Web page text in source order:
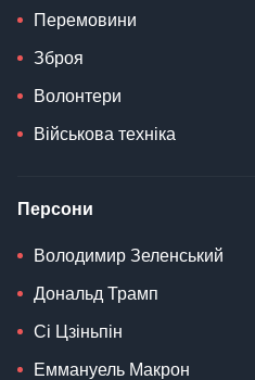
Перемовини
Зброя
Волонтери
Військова техніка
Персони
Володимир Зеленський
Дональд Трамп
Сі Цзіньпін
Еммануель Макрон